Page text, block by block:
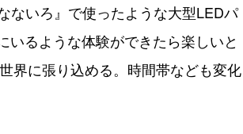
ないろ』で使ったような大型LEDパ
るような体験ができたら楽しいと
界に張り込める。時間帯なども変化